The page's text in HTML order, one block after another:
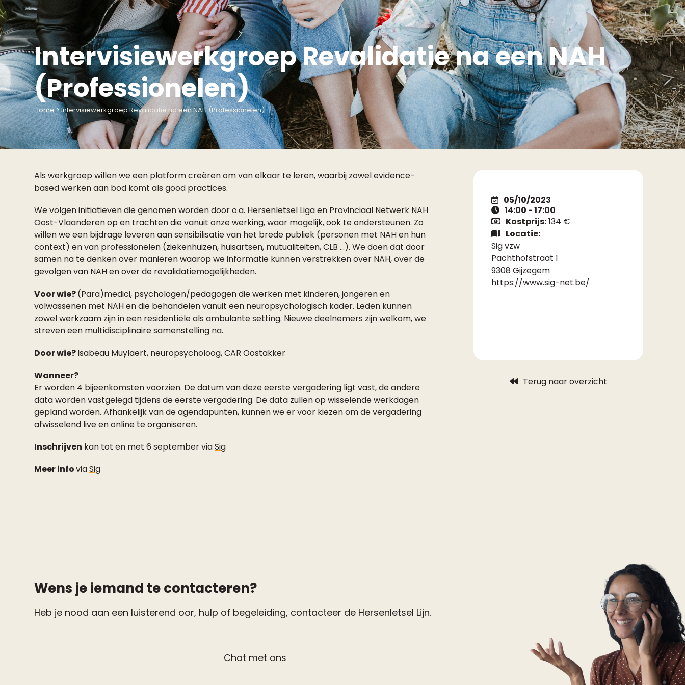
Intervisiewerkgroep Revalidatie na een NAH
(Professionelen)
Home>Intervisiewerkgroep Revalidatie na een NAH (Professionelen)
Als werkgroep willen we een platform creëren om van elkaar te leren, waarbij zowel evidence-
based werken aan bod komt als good practices.
We volgen initiatieven die genomen worden door o.a. Hersenletsel Liga en Provinciaal Netwerk NAH
Oost-Vlaanderen op en trachten die vanuit onze werking, waar mogelijk, ook te ondersteunen. Zo
willen we een bijdrage leveren aan sensibilisatie van het brede publiek (personen met NAH en hun
context) en van professionelen (ziekenhuizen, huisartsen, mutualiteiten, CLB …). We doen dat door
samen na te denken over manieren waarop we informatie kunnen verstrekken over NAH, over de
gevolgen van NAH en over de revalidatiemogelijkheden.
Voor wie?(Para)medici, psychologen/pedagogen die werken met kinderen, jongeren en
volwassenen met NAH en die behandelen vanuit een neuropsychologisch kader. Leden kunnen
zowel werkzaam zijn in een residentiële als ambulante setting. Nieuwe deelnemers zijn welkom, we
streven een multidisciplinaire samenstelling na.
Door wie?Isabeau Muylaert, neuropsycholoog, CAR Oostakker
Wanneer?
Er worden 4 bijeenkomsten voorzien. De datum van deze eerste vergadering ligt vast, de andere
data worden vastgelegd tijdens de eerste vergadering. De data zullen op wisselende werkdagen
gepland worden. Afhankelijk van de agendapunten, kunnen we er voor kiezen om de vergadering
afwisselend live en online te organiseren.
Inschrijven kan tot en met 6 september viaSig
Meer infoviaSig
05/10/2023
14:00 - 17:00
Kostprijs:134 €
Locatie:
Sig vzw
Pachthofstraat 1
9308 Gijzegem
https://www.sig-net.be/
Terug naar overzicht
Wens je iemand te contacteren?
Heb je nood aan een luisterend oor, hulp of begeleiding, contacteer de Hersenletsel Lijn.
Chat met ons